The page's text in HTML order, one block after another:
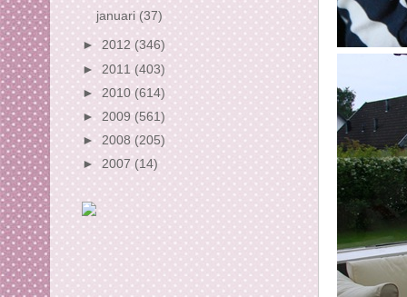
januari (37)
► 2012 (346)
► 2011 (403)
► 2010 (614)
► 2009 (561)
► 2008 (205)
►2007 (14)